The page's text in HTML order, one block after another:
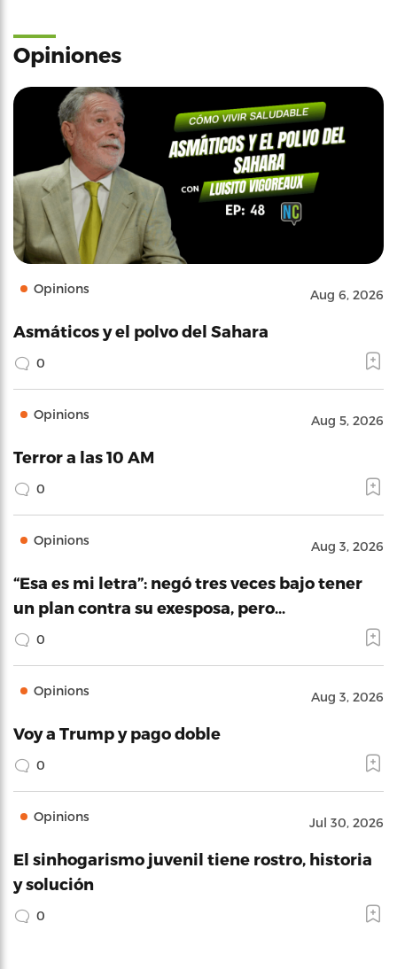
Opiniones
Opinions Aug 6, 2026
Asmáticos y el polvo del Sahara
0
Opinions Aug 5, 2026
Terror a las 10 AM
0
Opinions Aug 3, 2026
“Esa es mi letra”: negó tres veces bajo tener
un plan contra su exesposa, pero…
0
Opinions Aug 3, 2026
Voy a Trump y pago doble
0
Opinions Jul 30, 2026
El sinhogarismo juvenil tiene rostro, historia
y solución
0